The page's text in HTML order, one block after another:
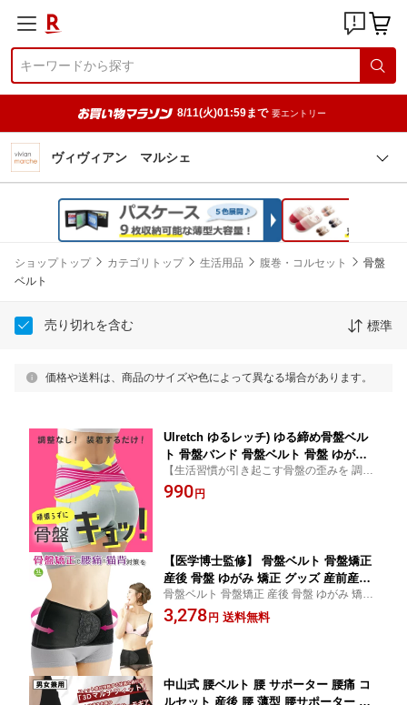
8/11(火)01:59まで 要エントリー
ヴィヴィアン マルシェ
ショップトップ カテゴリトップ 生活用品 腹巻・コルセット
骨盤
ベルト
売り切れを含む 標準
価格や送料は、商品のサイズや色によって異なる場合があります。
Ulretch ゆるレッチ) ゆる締め骨盤ベル
ト 骨盤バンド 骨盤ベルト 骨盤 ゆがみ
矯正 グッズ 腰痛 骨盤矯正 ゴム 骨盤矯
正 骨盤矯正ベルト 産後 健康グッズ 姿
【生活習慣が引き起こす骨盤の歪みを 調整
なし、装着するだけ で頑張らずに骨盤ケ
ア】雑貨 プレゼント おしゃれ グッズ プチ
990円
【医学博士監修】 骨盤ベルト 骨盤矯正
産後 骨盤 ゆがみ 矯正 グッズ 産前産後
妊娠 中 履くタイプ 妊婦 腰痛 ゴム 骨盤
矯正ベルト 大きいサイズ すぐ 履く 産
骨盤ベルト 骨盤矯正 産後 骨盤 ゆがみ 矯正
グッズ 産前産後 妊娠 中 履くタイプ 妊婦 腰
痛 ゴム 骨盤矯正ベルト 大きいサイズ すぐ
3,278円 送料無料
中山式 腰ベルト 腰 サポーター 腰痛 コ
ルセット 産後 腰 薄型 腰サポーター 腰